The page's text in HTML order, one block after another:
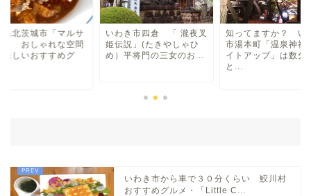
県北茨城市「マルサ
」 おしゃれな空間
味しいおすすめグ
いわき市四倉 「 瀧夜叉
姫伝説」(たきやしゃひ
め）平将門の三女のお...
知ってますか？ い
市湯本町「温泉神社
イトアップ」は数分
と...
いわき市から車で３０分くらい 鮫川村
おすすめグルメ・「Little C...
わらしべ長者
地域・場所
平・小川・四倉方面
泉・植田・遠野・田人方面